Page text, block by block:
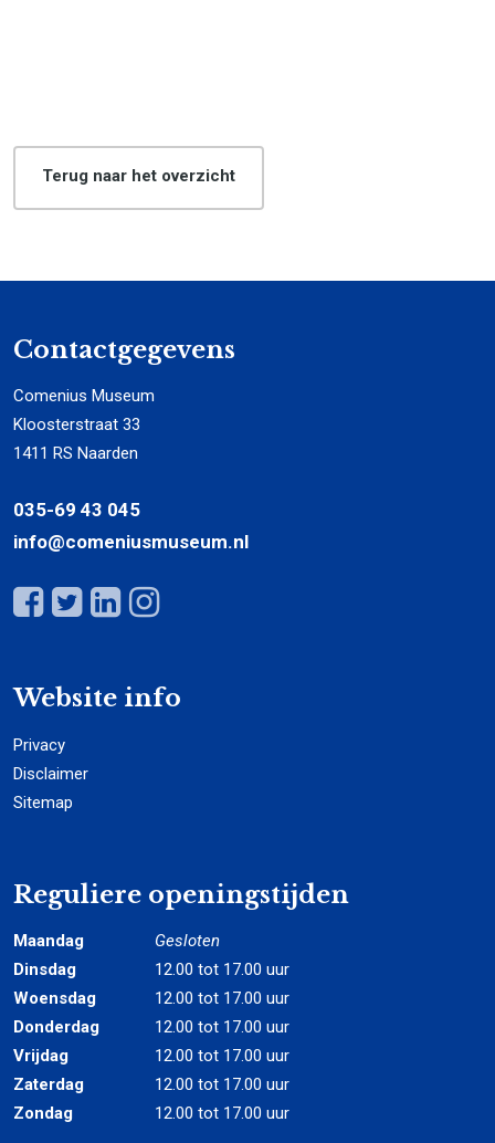
Terug naar het overzicht
Contactgegevens
Comenius Museum
Kloosterstraat 33
1411 RS Naarden
035-69 43 045
info@comeniusmuseum.nl
Website info
Privacy
Disclaimer
Sitemap
Reguliere openingstijden
Maandag
Gesloten
Dinsdag
12.00 tot 17.00 uur
Woensdag
12.00 tot 17.00 uur
Donderdag
12.00 tot 17.00 uur
Vrijdag
12.00 tot 17.00 uur
Zaterdag
12.00 tot 17.00 uur
Zondag
12.00 tot 17.00 uur